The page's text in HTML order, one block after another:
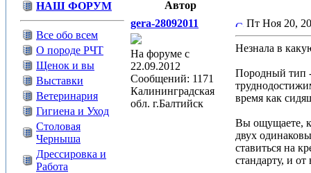
НАШ ФОРУМ
Все обо всем
О породе РЧТ
Щенок и вы
Выставки
Ветеринария
Гигиена и Уход
Столовая
Черныша
Дрессировка и
Работа
Автор
gera-28092011
На форуме с
22.09.2012
Сообщений: 1171
Калининградская
обл. г.Балтийск
Пт Ноя 20,
Незнала в
Породный тип -
время как
Вы ощущаете,
двух
ставиться на
стандарту, и